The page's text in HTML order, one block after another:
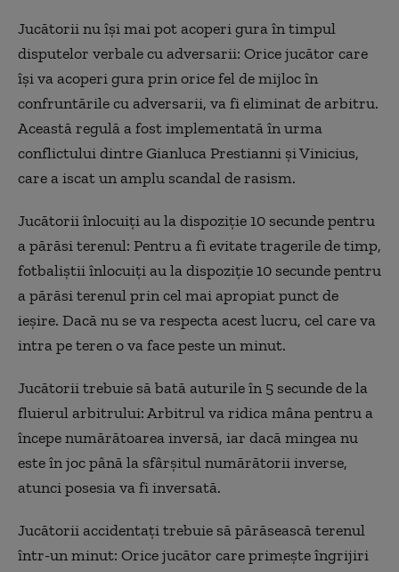
Jucătorii nu își mai pot acoperi gura în timpul
disputelor verbale cu adversarii: Orice jucător care
își va acoperi gura prin orice fel de mijloc în
confruntările cu adversarii, va fi eliminat de arbitru.
Această regulă a fost implementată în urma
conflictului dintre Gianluca Prestianni și Vinicius,
care a iscat un amplu scandal de rasism.
Jucătorii înlocuiți au la dispoziție 10 secunde pentru
a părăsi terenul: Pentru a fi evitate tragerile de timp,
fotbaliștii înlocuiți au la dispoziție 10 secunde pentru
a părăsi terenul prin cel mai apropiat punct de
ieșire. Dacă nu se va respecta acest lucru, cel care va
intra pe teren o va face peste un minut.
Jucătorii trebuie să bată auturile în 5 secunde de la
fluierul arbitrului: Arbitrul va ridica mâna pentru a
începe numărătoarea inversă, iar dacă mingea nu
este în joc până la sfârșitul numărătorii inverse,
atunci posesia va fi inversată.
Jucătorii accidentați trebuie să părăsească terenul
într-un minut: Orice jucător care primește îngrijiri